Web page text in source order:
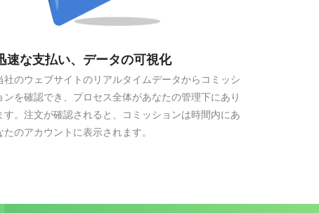
速な支払い、データの可視化
社のウェブサイトのリアルタイムデータからコミッシ
ンを確認でき、プロセス全体があなたの管理下にあり
す。注文が確認されると、コミッションは時間内にあ
たのアカウントに表示されます。